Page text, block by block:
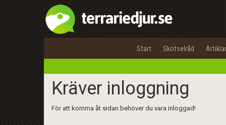
Start Skötselråd Artiklar
Kräver inloggning
För att komma åt sidan behöver du vara inloggad!